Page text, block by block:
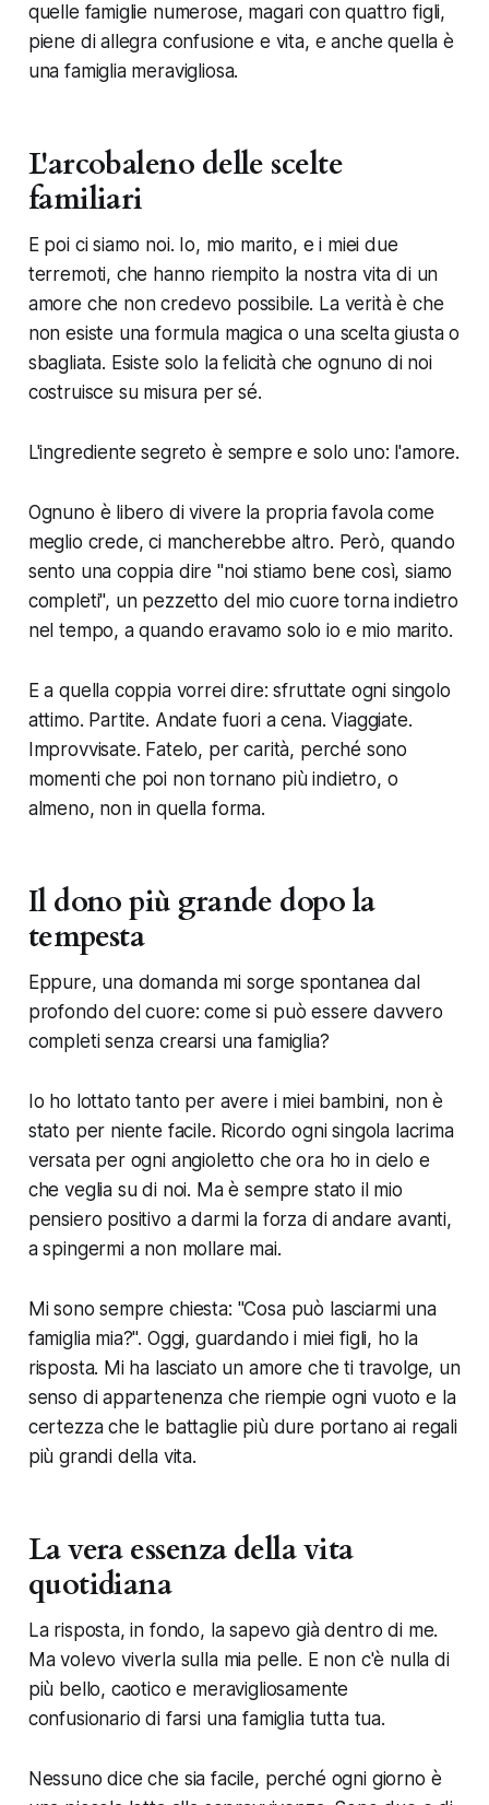
quelle famiglie numerose, magari con quattro figli,
piene di allegra confusione e vita, e anche quella è
una famiglia meravigliosa.
L'arcobaleno delle scelte
familiari
E poi ci siamo noi. Io, mio marito, e i miei due
terremoti, che hanno riempito la nostra vita di un
amore che non credevo possibile. La verità è che
non esiste una formula magica o una scelta giusta o
sbagliata. Esiste solo la felicità che ognuno di noi
costruisce su misura per sé.
L'ingrediente segreto è sempre e solo uno: l'amore.
Ognuno è libero di vivere la propria favola come
meglio crede, ci mancherebbe altro. Però, quando
sento una coppia dire "noi stiamo bene così, siamo
completi", un pezzetto del mio cuore torna indietro
nel tempo, a quando eravamo solo io e mio marito.
E a quella coppia vorrei dire: sfruttate ogni singolo
attimo. Partite. Andate fuori a cena. Viaggiate.
Improvvisate. Fatelo, per carità, perché sono
momenti che poi non tornano più indietro, o
almeno, non in quella forma.
Il dono più grande dopo la
tempesta
Eppure, una domanda mi sorge spontanea dal
profondo del cuore: come si può essere davvero
completi senza crearsi una famiglia?
Io ho lottato tanto per avere i miei bambini, non è
stato per niente facile. Ricordo ogni singola lacrima
versata per ogni angioletto che ora ho in cielo e
che veglia su di noi. Ma è sempre stato il mio
pensiero positivo a darmi la forza di andare avanti,
a spingermi a non mollare mai.
Mi sono sempre chiesta: "Cosa può lasciarmi una
famiglia mia?". Oggi, guardando i miei figli, ho la
risposta. Mi ha lasciato un amore che ti travolge, un
senso di appartenenza che riempie ogni vuoto e la
certezza che le battaglie più dure portano ai regali
più grandi della vita.
La vera essenza della vita
quotidiana
La risposta, in fondo, la sapevo già dentro di me.
Ma volevo viverla sulla mia pelle. E non c'è nulla di
più bello, caotico e meravigliosamente
confusionario di farsi una famiglia tutta tua.
Nessuno dice che sia facile, perché ogni giorno è